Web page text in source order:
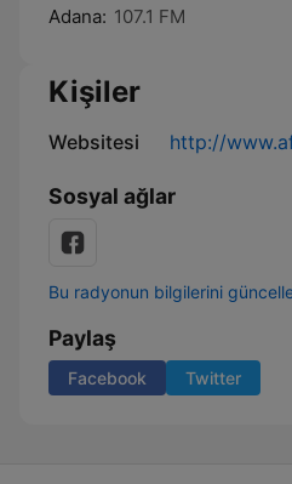
Adana: 107.1 FM
Kişiler
Websitesi http://
Sosyal ağlar
Bu radyonun bilgilerini
Paylaş
Facebook Twitter